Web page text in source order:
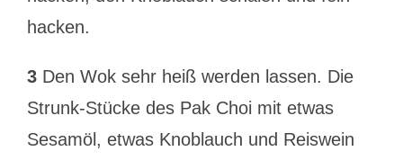
hacken.
3Den Wok sehr heiß werden lassen. Die
Strunk-Stücke des Pak Choi mit etwas
Sesamöl, etwas Knoblauch und Reiswein